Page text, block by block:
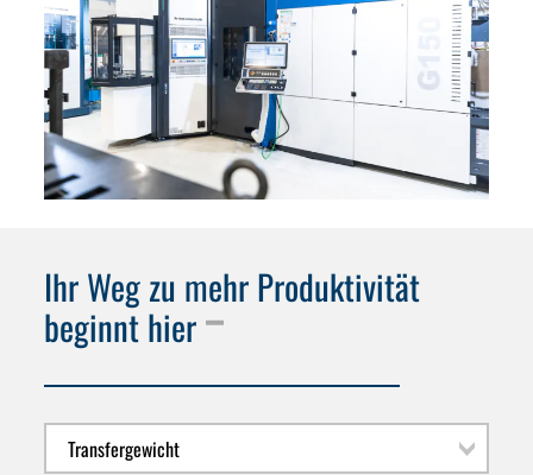
Ihr Weg zu mehr Produktivität
beginnt hier